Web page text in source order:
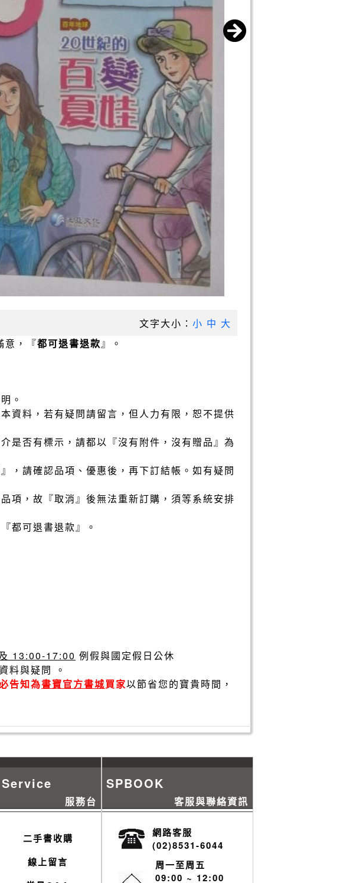
文字大小： 小 中 大
意，『都可退書退款』。
。
資料，若有疑問請留言，但人力有限，恕不提供
是否有標示，請都以『沒有附件，沒有贈品』為
，請確認品項、優惠後，再下訂結帳。如有疑問
項，故『取消』後無法重新訂購，須等系統安排
都可退書退款』。
13:00-17:00 例假與國定假日公休
料與疑問 。
告知為書寶官方書城買家以節省您的寶貴時間，
Service
服務台
二手書收購
線上留言
SPBOOK
客服與聯絡資訊
網路客服
(02)8531-6044
周一至周五
09:00 ~ 12:00